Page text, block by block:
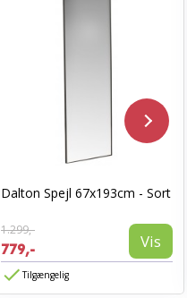
Dalton Spejl 67x193cm - Sort
1.299,-
779,- Vis
Tilgængelig